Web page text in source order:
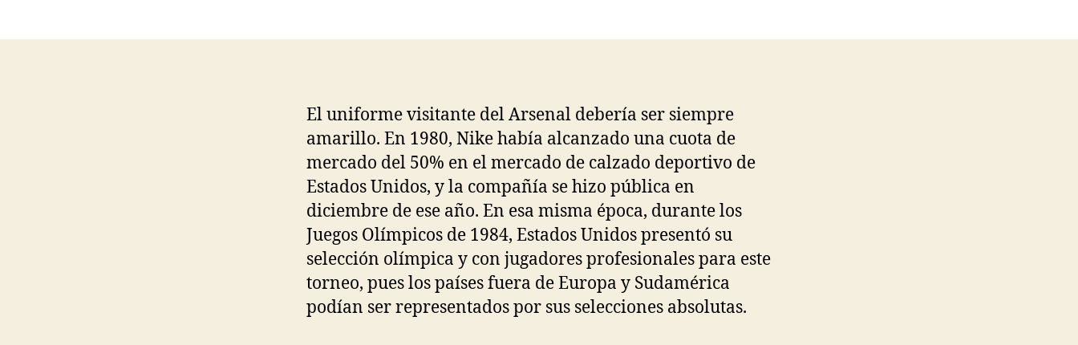
El uniforme visitante del Arsenal debería ser siempre
amarillo. En 1980, Nike había alcanzado una cuota de
mercado del 50% en el mercado de calzado deportivo de
Estados Unidos, y la compañía se hizo pública en
diciembre de ese año. En esa misma época, durante los
Juegos Olímpicos de 1984, Estados Unidos presentó su
selección olímpica y con jugadores profesionales para este
torneo, pues los países fuera de Europa y Sudamérica
podían ser representados por sus selecciones absolutas.